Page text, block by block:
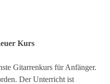
Kurs
Gitarrenkurs für Anfänger.
Der Unterricht ist